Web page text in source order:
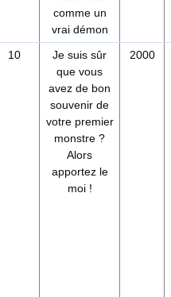
comme un
vrai démon
10
Je suis sûr
que vous
avez de bon
souvenir de
votre premier
monstre ?
Alors
apportez le
moi !
2000